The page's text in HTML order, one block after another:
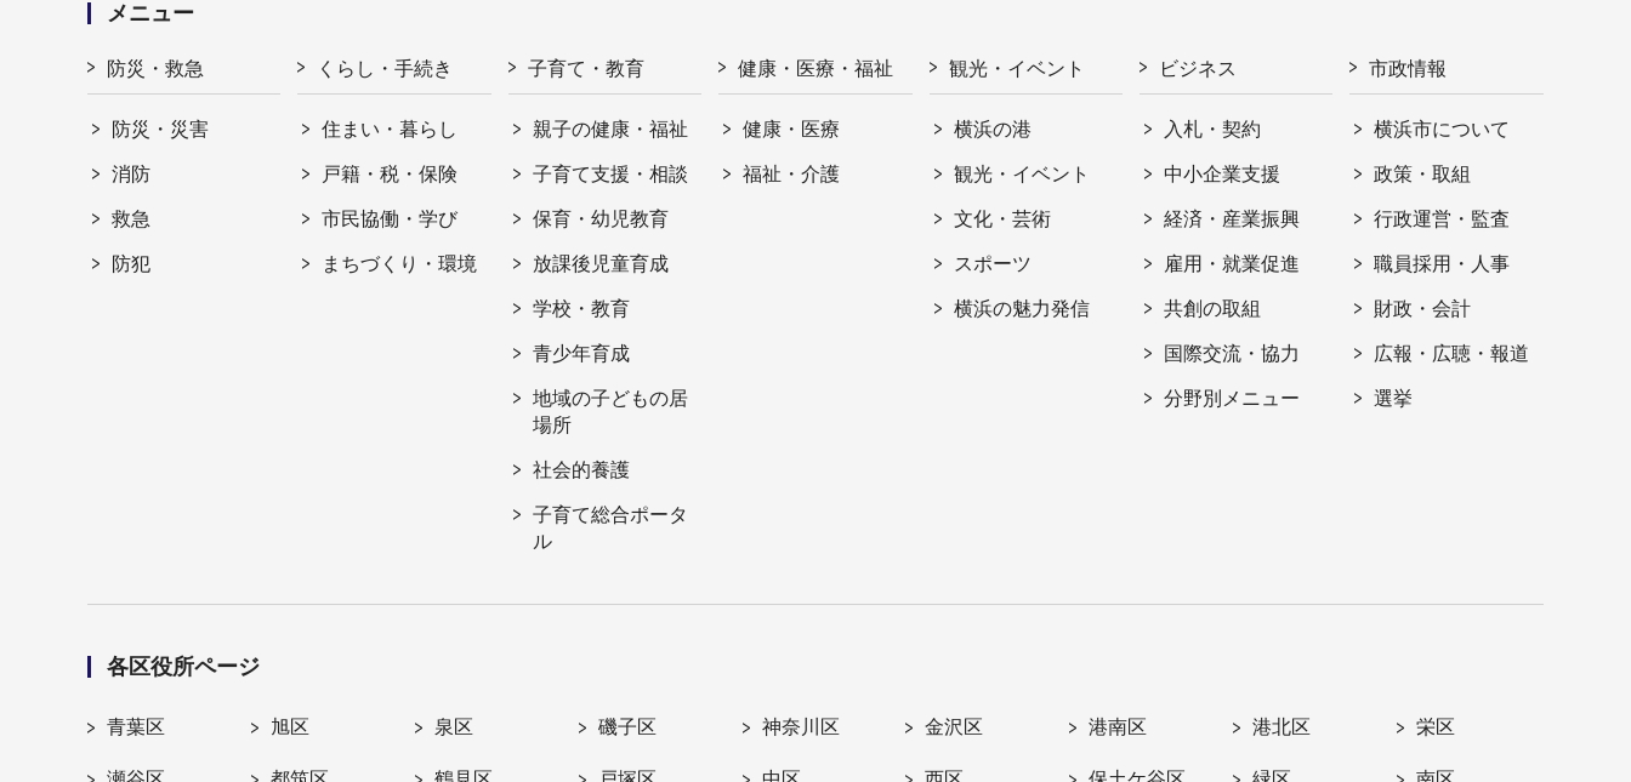
メニュー
防災・救急
防災・災害
消防
救急
防犯
くらし・手続き
住まい・暮らし
戸籍・税・保険
市民協働・学び
まちづくり・環境
子育て・教育
親子の健康・福祉
子育て支援・相談
保育・幼児教育
放課後児童育成
学校・教育
青少年育成
地域の子どもの居
場所
社会的養護
子育て総合ポータ
ル
健康・医療・福祉
健康・医療
福祉・介護
観光・イベント
横浜の港
観光・イベント
文化・芸術
スポーツ
横浜の魅力発信
ビジネス
入札・契約
中小企業支援
経済・産業振興
雇用・就業促進
共創の取組
国際交流・協力
分野別メニュー
市政情報
横浜市について
政策・取組
行政運営・監査
職員採用・人事
財政・会計
広報・広聴・報道
選挙
各区役所ページ
青葉区 旭区 泉区 磯子区 神奈川区 金沢区 港南区 港北区 栄区